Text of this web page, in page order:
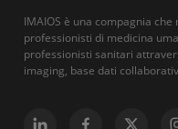
IMAIOS è una compagnia
professionisti di medicina
professionisti sanitari
imaging, base dati